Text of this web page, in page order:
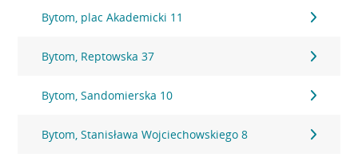
Bytom, plac Akademicki 11
Bytom, Reptowska 37
Bytom, Sandomierska 10
Bytom, Stanisława Wojciechowskiego 8